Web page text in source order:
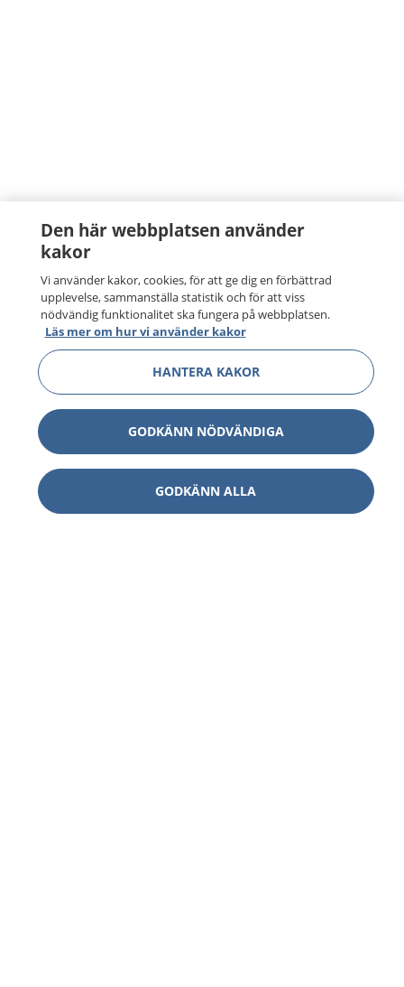
Den här webbplatsen använder
kakor
Vi använder kakor, cookies, för att ge dig en förbättrad
upplevelse, sammanställa statistik och för att viss
nödvändig funktionalitet ska fungera på webbplatsen.
Läs mer om hur vi använder kakor
HANTERA KAKOR
GODKÄNN NÖDVÄNDIGA
GODKÄNN ALLA